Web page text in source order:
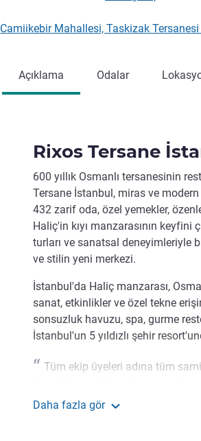
Camiikebir Mahallesi, Taskizak
Açıklama Odalar
Rixos Tersane
600 yıllık Osmanlı tersanesinin
Tersane İstanbul, miras ve modern
432 zarif oda, özel yemekler,
Haliç'in kıyı manzarasının keyfini
turları ve sanatsal deneyimleriyle
ve stilin yeni merkezi.
İstanbul'da Haliç manzarası,
sanat, etkinlikler ve özel tekne
sonsuzluk havuzu, spa, gurme
İstanbul'un 5 yıldızlı şehir
Tüm ekip üyeleri adına tüm
ihtiyaçlarınızı karşılamak için
Daha fazla gör